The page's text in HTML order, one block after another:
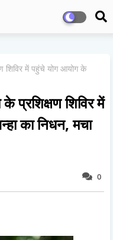
में पहुंचे योग आयोग के
शिविर में
का निधन, मचा
0